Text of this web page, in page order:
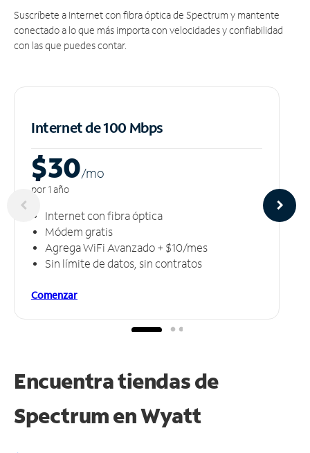
Suscríbete a Internet con fibra óptica de Spectrum y mantente
conectado a lo que más importa con velocidades y confiabilidad
con las que puedes contar.
Internet de 100 Mbps
$30/mo
por 1 año
Internet con fibra óptica
Módem gratis
Agrega WiFi Avanzado + $10/mes
Sin límite de datos, sin contratos
Comenzar
Encuentra tiendas de
Spectrum enWyatt